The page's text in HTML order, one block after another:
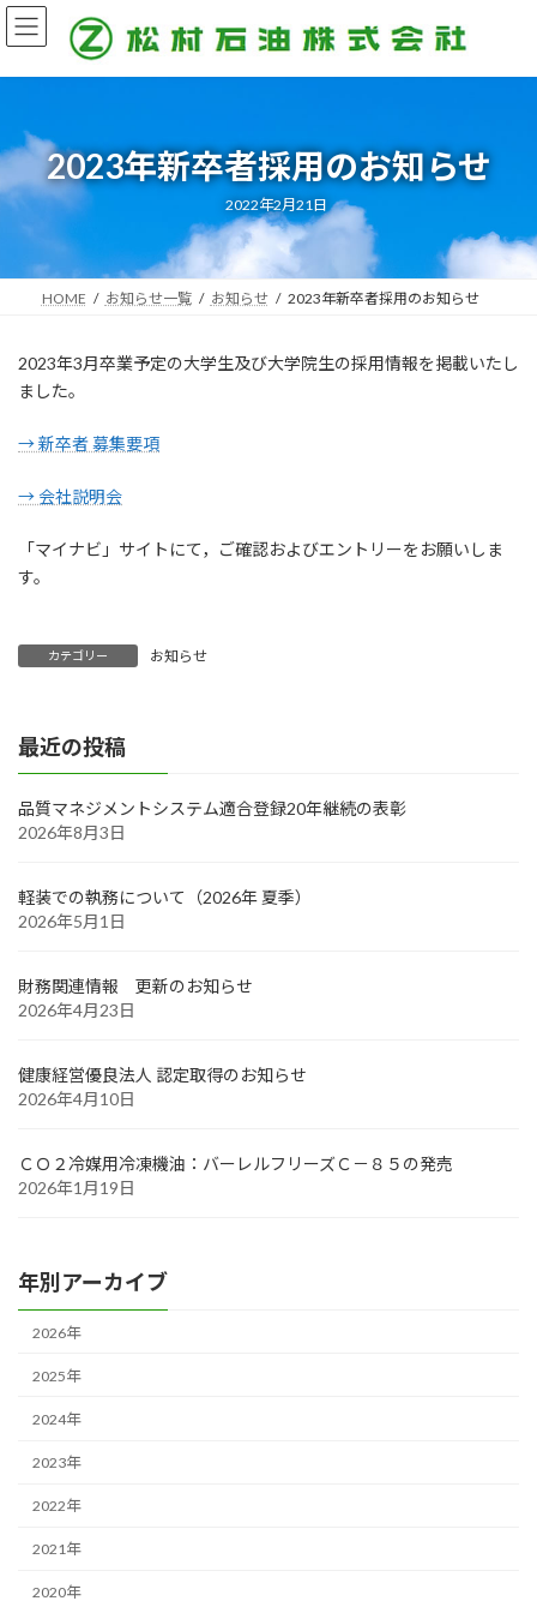
コ
ン
ン
ス
ッ
ナ
ビ
ー
ン
移
2023年新卒者採用のお知らせ
2022年2月21日
HOME お知らせ一覧 お知らせ 2023年新卒者採用のお知らせ
2023年3月卒業予定の大学生及び大学院生の採用情報を掲載いたし
ました。
→ 新卒者 募集要項
→ 会社説明会
「マイナビ」サイトにて，ご確認およびエントリーをお願いしま
す。
カテゴリー お知らせ
最近の投稿
品質マネジメントシステム適合登録20年継続の表彰
2026年8月3日
軽装での執務について（2026年 夏季）
2026年5月1日
財務関連情報 更新のお知らせ
2026年4月23日
健康経営優良法人 認定取得のお知らせ
2026年4月10日
ＣＯ２冷媒用冷凍機油：バーレルフリーズＣ－８５の発売
2026年1月19日
年別アーカイブ
2026年
2025年
2024年
2023年
2022年
2021年
2020年